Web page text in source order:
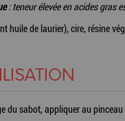
: teneur élevée en acides gras
huile de laurier), cire, résine
du sabot, appliquer au